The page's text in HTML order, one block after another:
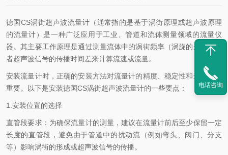
德国CS涡街超声波流量计（通常指的是基于涡街原理或超声波原理
的流量计）是一种广泛应用于工业、管道和流体测量领域的流量仪
器。其主要工作原理是通过测量流体中的涡街频率（涡旋的形成）或
者超声波信号的传播时间差来计算流速或流量。
安装流量计时，正确的安装方法对流量计的精度、稳定性和运行至关
重要。以下是安装德国CS涡街超声波流量计的一些要点：
1.安装位置的选择
直管段要求：为确保流量计的测量，建议在流量计前后至少保留一定
长度的直管段，避免由于管道中的扰动流（例如弯头、阀门、分支
等）影响涡街的形成或超声波信号的传播。
电话咨询